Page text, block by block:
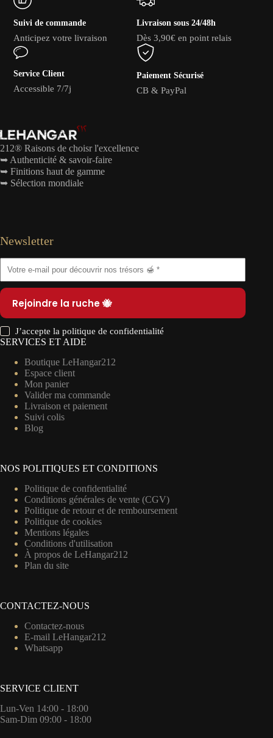
Suivi de commande
Anticipez votre livraison
Livraison sous 24/48h
Dès 3,90€ en point relais
Service Client
Accessible 7/7j
Paiement Sécurisé
CB & PayPal
212® Raisons de choisr l'excellence
➥ Authenticité & savoir-faire
➥ Finitions haut de gamme
➥ Sélection mondiale
Newsletter
Rejoindre la ruche 🐝
J’accepte lapolitique de confidentialité
SERVICES ET AIDE
Boutique LeHangar212
Espace client
Mon panier
Valider ma commande
Livraison et paiement
Suivi colis
Blog
NOS POLITIQUES ET CONDITIONS
Politique de confidentialité
Conditions générales de vente (CGV)
Politique de retour et de remboursement
Politique de cookies
Mentions légales
Conditions d'utilisation
À propos de LeHangar212
Plan du site
CONTACTEZ-NOUS
Contactez-nous
E-mail LeHangar212
Whatsapp
SERVICE CLIENT
Lun-Ven 14:00 - 18:00
Sam-Dim 09:00 - 18:00